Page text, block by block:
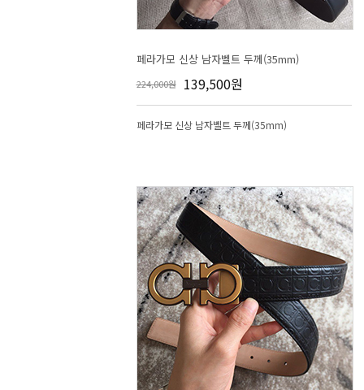
페라가모 신상 남자벨트 두께(35mm)
224,000원 139,500원
페라가모 신상 남자벨트 두께(35mm)